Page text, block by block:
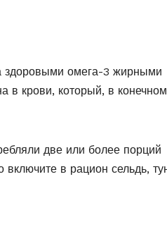
здоровыми омега-3 жирными
в крови, который, в конечном
две или более порций
в рацион сельдь,